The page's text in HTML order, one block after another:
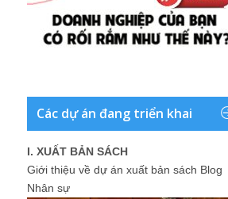
Các dự án đang triển khai
I. XUẤT BẢN SÁCH
Giới thiệu về dự án xuất bản sách Blog
Nhân sự